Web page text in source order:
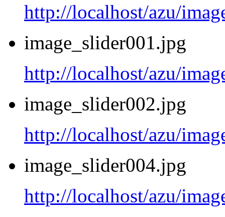
http://localhost/azu/
image_slider001.jpg
http://localhost/azu/
image_slider002.jpg
http://localhost/azu/
image_slider004.jpg
http://localhost/azu/